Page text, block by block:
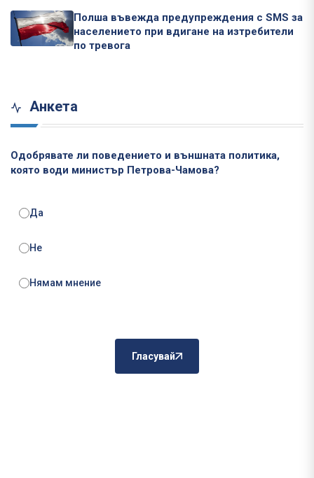
Полша въвежда предупреждения с SMS за
населението при вдигане на изтребители
по тревога
Анкета
Одобрявате ли поведението и външната политика,
която води министър Петрова-Чамова?
Да
Не
Нямам мнение
Гласувай